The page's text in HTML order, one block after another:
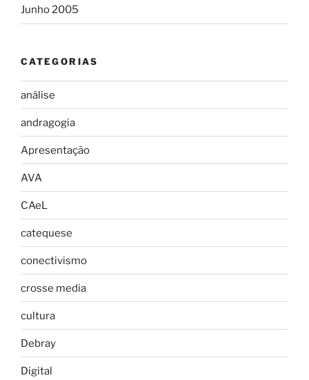
Junho 2005
CATEGORIAS
análise
andragogia
Apresentação
AVA
CAeL
catequese
conectivismo
crosse media
cultura
Debray
Digital